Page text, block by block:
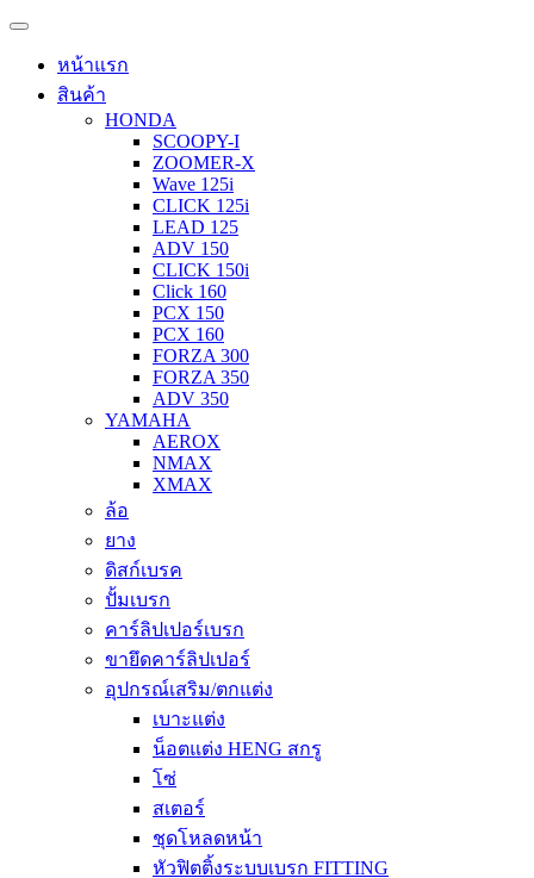
หน้าแรก
สินค้า
HONDA
SCOOPY-I
ZOOMER-X
Wave 125i
CLICK 125i
LEAD 125
ADV 150
CLICK 150i
Click 160
PCX 150
PCX 160
FORZA 300
FORZA 350
ADV 350
YAMAHA
AEROX
NMAX
XMAX
ล้อ
ยาง
ดิสก์เบรค
ปั้มเบรก
คาร์ลิปเปอร์เบรก
ขายึดคาร์ลิปเปอร์
อุปกรณ์เสริม/ตกแต่ง
เบาะแต่ง
น็อตแต่ง HENG สกรู
โซ่
สเตอร์
ชุดโหลดหน้า
หัวฟิตติ้งระบบเบรก FITTING